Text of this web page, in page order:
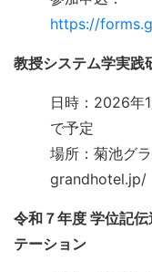
https://
教授システム学実
日時：2026年
で予定
場所：菊池グ
grandhotel.jp/
令和７年度 学位記
テーション